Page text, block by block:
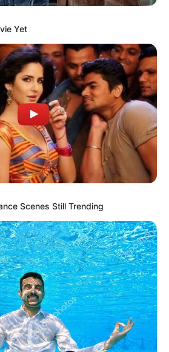
Yet
Scenes Still Trending